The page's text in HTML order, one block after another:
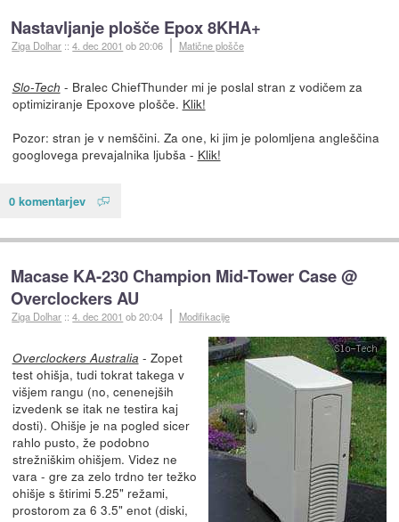
Nastavljanje plošče Epox 8KHA+
Ziga Dolhar ::4. dec 2001 ob 20:06 Matične plošče
Slo-Tech - Bralec ChiefThunder mi je poslal stran z vodičem za
optimiziranje Epoxove plošče. Klik!
Pozor: stran je v nemščini. Za one, ki jim je polomljena angleščina
googlovega prevajalnika ljubša - Klik!
0 komentarjev
Macase KA-230 Champion Mid-Tower Case @
Overclockers AU
Ziga Dolhar ::4. dec 2001 ob 20:04 Modifikacije
Overclockers Australia - Zopet
test ohišja, tudi tokrat takega v
višjem rangu (no, cenenejših
izvedenk se itak ne testira kaj
dosti). Ohišje je na pogled sicer
rahlo pusto, že podobno
strežniškim ohišjem. Videz ne
vara - gre za zelo trdno ter težko
ohišje s štirimi 5.25" režami,
prostorom za 6 3.5" enot (diski,